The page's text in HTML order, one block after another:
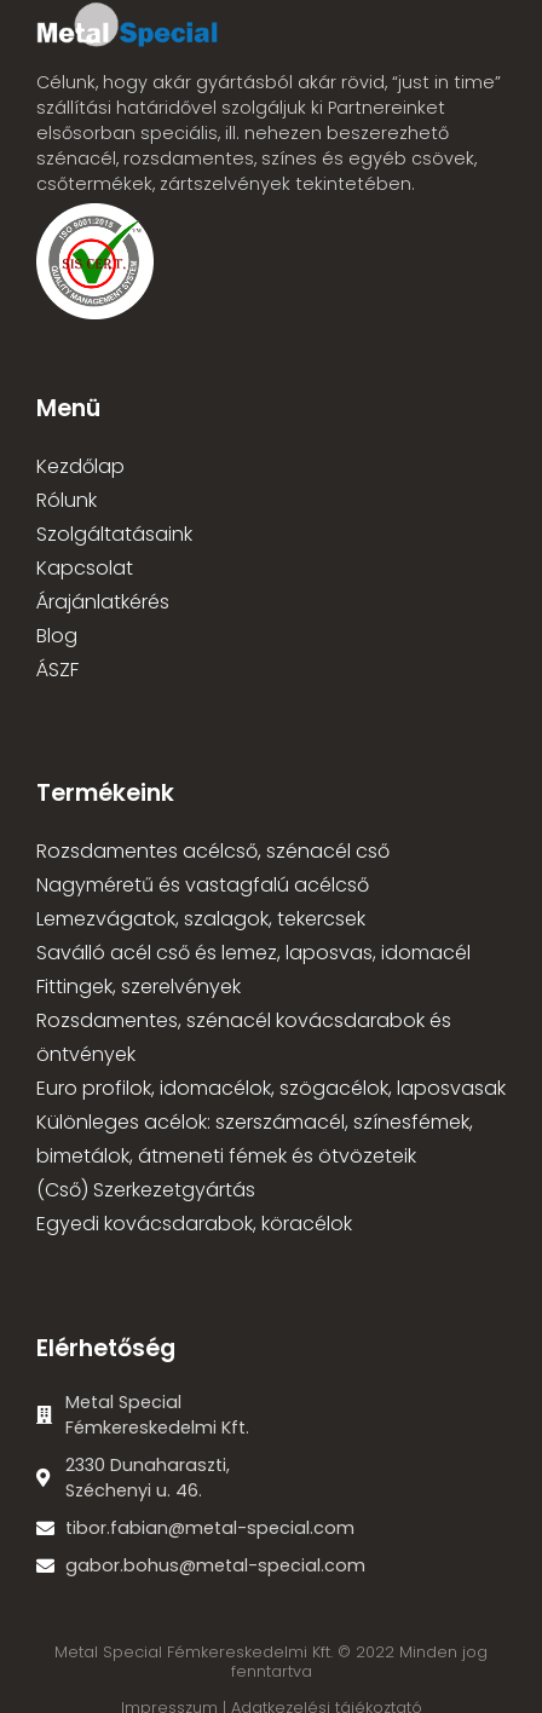
Célunk, hogy akár gyártásból akár rövid, “just in time”
szállítási határidővel szolgáljuk ki Partnereinket
elsősorban speciális, ill. nehezen beszerezhető
szénacél, rozsdamentes, színes és egyéb csövek,
csőtermékek, zártszelvények tekintetében.
Menü
Kezdőlap
Rólunk
Szolgáltatásaink
Kapcsolat
Árajánlatkérés
Blog
ÁSZF
Termékeink
Rozsdamentes acélcső, szénacél cső
Nagyméretű és vastagfalú acélcső
Lemezvágatok, szalagok, tekercsek
Saválló acél cső és lemez, laposvas, idomacél
Fittingek, szerelvények
Rozsdamentes, szénacél kovácsdarabok és
öntvények
Euro profilok, idomacélok, szögacélok, laposvasak
Különleges acélok: szerszámacél, színesfémek,
bimetálok, átmeneti fémek és ötvözeteik
(Cső) Szerkezetgyártás
Egyedi kovácsdarabok, köracélok
Elérhetőség
Metal Special
Fémkereskedelmi Kft.
2330 Dunaharaszti,
Széchenyi u. 46.
tibor.fabian@metal-special.com
gabor.bohus@metal-special.com
Metal Special Fémkereskedelmi Kft. © 2022 Minden jog
fenntartva
Impresszum | Adatkezelési tájékoztató